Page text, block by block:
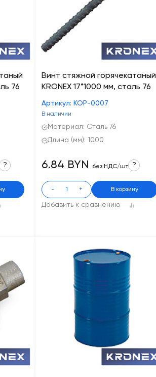
76
?
Винт стяжной горячекатаный
KRONEX 17*1000 мм, сталь 76
Артикул: КОР-0007
В наличии
Материал: Сталь 76
Длина (мм): 1000
Добавить к сравнению
6.84 BYN без НДС/шт ?
- + В корзину